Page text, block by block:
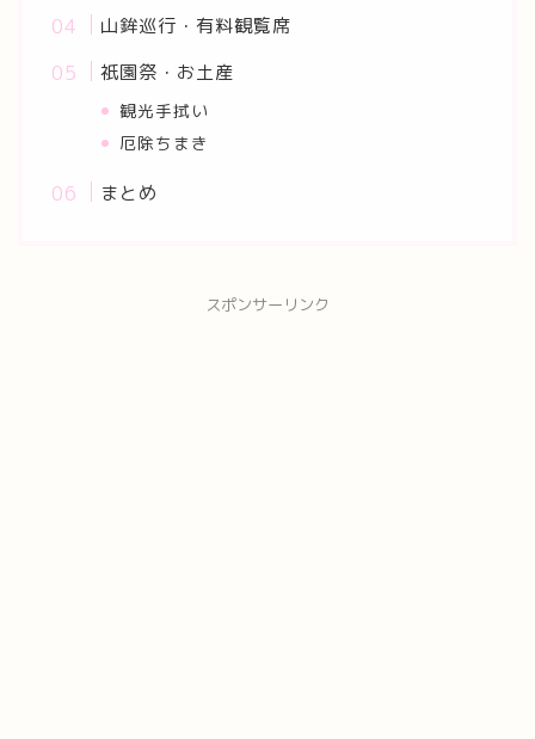
山鉾巡行・有料観覧席
祇園祭・お土産
観光手拭い
厄除ちまき
まとめ
スポンサーリンク